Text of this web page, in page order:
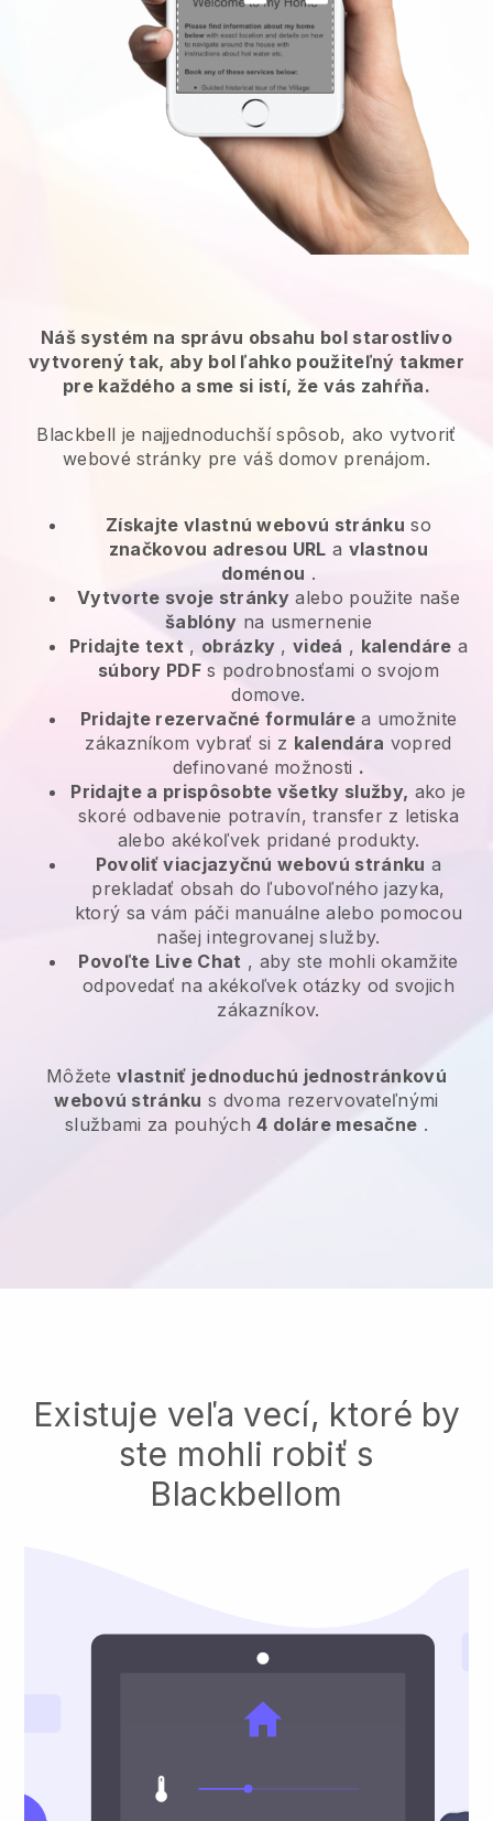
Náš systém na správu obsahu bol starostlivo
vytvorený tak, aby bol ľahko použiteľný takmer
pre každého a sme si istí, že vás zahŕňa.
Blackbell je najjednoduchší spôsob, ako vytvoriť
webové stránky pre váš domov prenájom.
Získajte vlastnú webovú stránku so
značkovou adresou URL a vlastnou
doménou .
Vytvorte svoje stránkyalebo použite naše
šablóny na usmernenie
Pridajte text , obrázky ,videá , kalendáre a
súbory PDF s podrobnosťami o svojom
domove.
Pridajte rezervačné formulárea umožnite
zákazníkom vybrať si z kalendára vopred
definované možnosti .
Pridajte a prispôsobte všetky služby, ako je
skoré odbavenie potravín, transfer z letiska
alebo akékoľvek pridané produkty.
Povoliť viacjazyčnú webovú stránku a
prekladať obsah do ľubovoľného jazyka,
ktorý sa vám páči manuálne alebo pomocou
našej integrovanej služby.
Povoľte Live Chat , aby ste mohli okamžite
odpovedať na akékoľvek otázky od svojich
zákazníkov.
Môžetevlastniť jednoduchú jednostránkovú
webovú stránku s dvoma rezervovateľnými
službami za pouhých4 doláre mesačne .
Existuje veľa vecí, ktoré by
ste mohli robiť s
Blackbellom